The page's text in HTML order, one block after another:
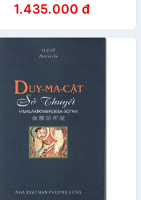
1.435.000 đ